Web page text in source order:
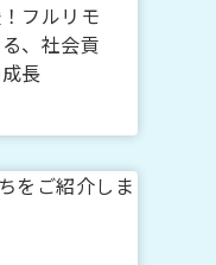
フルリモ
、社会貢
長